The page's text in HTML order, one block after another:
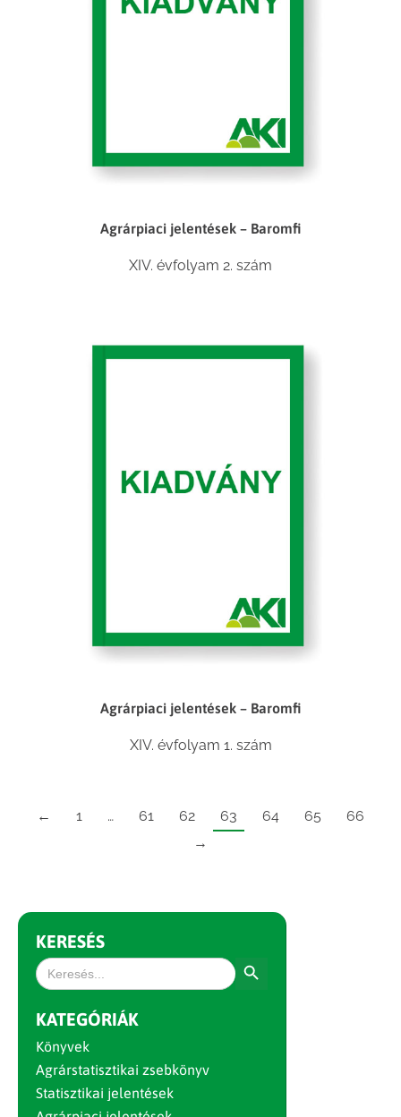
Agrárpiaci jelentések – Baromfi
XIV. évfolyam 2. szám
Agrárpiaci jelentések – Baromfi
XIV. évfolyam 1. szám
← 1 … 61 62 63 64 65
66
→
KERESÉS
Search
for:
KATEGÓRIÁK
Könyvek
Agrárstatisztikai zsebkönyv
Statisztikai jelentések